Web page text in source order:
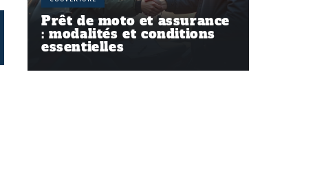
Prêt de moto et assurance
: modalités et conditions
essentielles